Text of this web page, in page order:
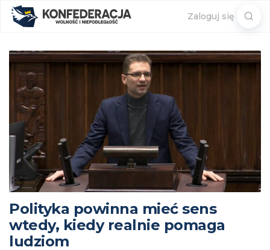
Zaloguj się
Polityka powinna mieć sens
wtedy, kiedy realnie pomaga
ludziom